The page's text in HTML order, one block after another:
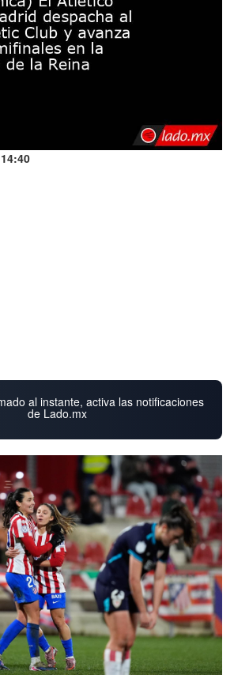
al instante, activa las notificaciones
de Lado.mx